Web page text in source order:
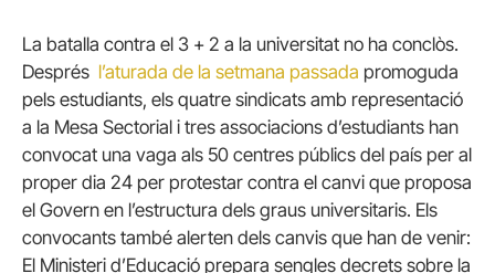
La batalla contra el 3 + 2 a la universitat no ha conclòs.
Després l’aturada de la setmana passada promoguda
pels estudiants, els quatre sindicats amb representació
a la Mesa Sectorial i tres associacions d’estudiants han
convocat una vaga als 50 centres públics del país per al
proper dia 24 per protestar contra el canvi que proposa
el Govern en l’estructura dels graus universitaris. Els
convocants també alerten dels canvis que han de venir:
El Ministeri d’Educació prepara sengles decrets sobre la